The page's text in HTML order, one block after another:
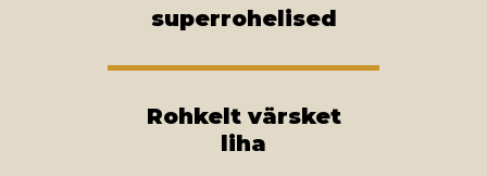
superrohelised
Rohkelt värsket
liha